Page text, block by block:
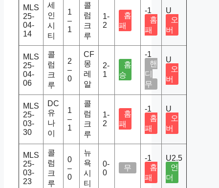
MLS
25-
04-
14
세
인
시
티
1
–
1
콜
럼
크
루
1-
2
홈
패
-1
홈
패
U
오
버
MLS
25-
04-
06
콜
럼
크
루
2
–
0
CF
몽
레
알
2-
1
홈
승
-1
핸
디
무
U
오
버
MLS
25-
03-
30
DC
유
나
이
1
–
1
콜
럼
크
루
1-
2
홈
패
-1
홈
패
U
오
버
MLS
25-
03-
23
콜
럼
크
루
0
–
0
뉴
욕
시
티
0-
0
무
-1
홈
패
U2.5
언
더